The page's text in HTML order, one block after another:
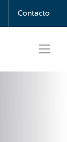
Contacto